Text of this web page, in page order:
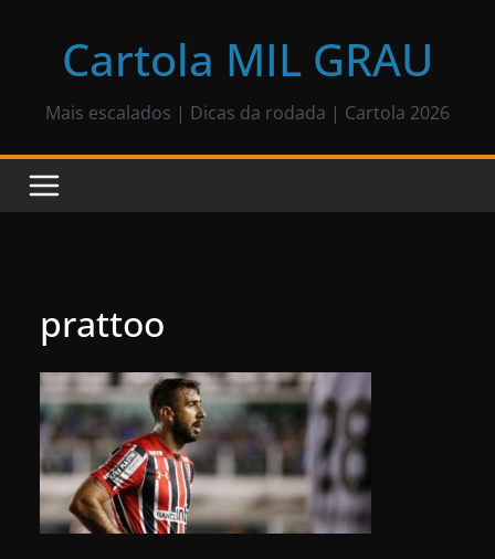
Cartola MIL GRAU
Mais escalados | Dicas da rodada | Cartola 2026
prattoo